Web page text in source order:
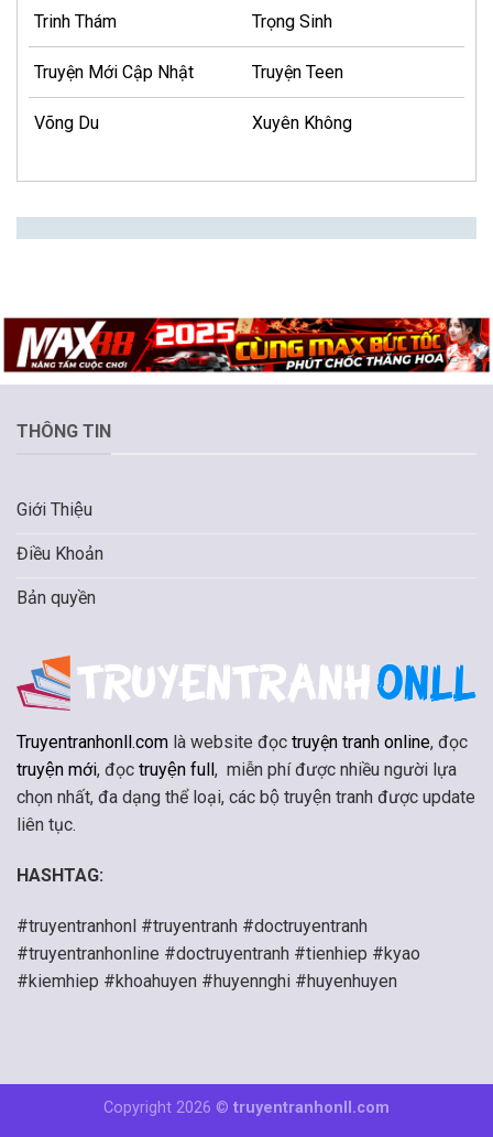
Trinh Thám Trọng Sinh
Truyện Mới Cập Nhật Truyện Teen
Võng Du Xuyên Không
THÔNG TIN
Giới Thiệu
Điều Khoản
Bản quyền
Truyentranhonll.com là website đọc truyện tranh online, đọc
truyện mới, đọc truyện full , miễn phí được nhiều người lựa
chọn nhất, đa dạng thể loại, các bộ truyện tranh được update
liên tục.
HASHTAG:
#truyentranhonl #truyentranh #doctruyentranh
#truyentranhonline #doctruyentranh #tienhiep #kyao
#kiemhiep #khoahuyen #huyennghi #huyenhuyen
Copyright 2026 © truyentranhonll.com